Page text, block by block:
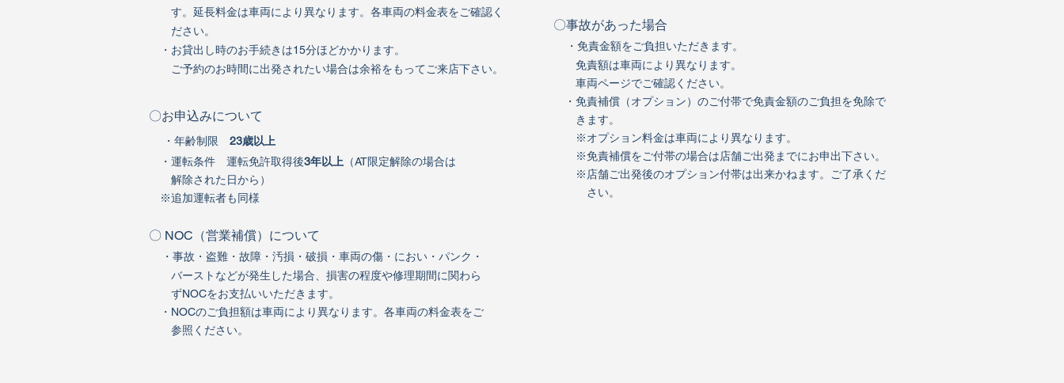
す。 延長料金は車両により異なります。各車両の料金表をご確認く
ださい。
・お貸出し時のお手続きは15分ほどかかります。
​ ご予約のお時間に出発されたい場合は余裕をもってご来店下さい。
〇お申込みについて
・年齢制限 23歳以上
・運転条件 運転免許取得後3年以上 （AT限定解除の場合は
解除された日から）
※追加運転者も同様
〇 NOC（営業補償）について
・事故・盗難・故障・汚損・破損・車両の傷・におい・パンク・
バーストなどが発生した場合、損害の程度や修理期間に関わら
ずNOCをお支払いいただきます。
・NOCのご負担額は車両により異なります。各車両の料金表をご
参照ください。
〇事故があった場合
・免責金額をご負担いただきます。
免責額は車両により異なります。
車両ページでご確認ください。
・免責補償（オプション）のご付帯で免責金額のご負担を免除で
きます。
※オプション料金は車両により異なります。
※免責補償をご付帯の場合は店舗ご出発までにお申出下さい。
※店舗ご出発後のオプション付帯は出来かねます。ご了承くだ
さい。